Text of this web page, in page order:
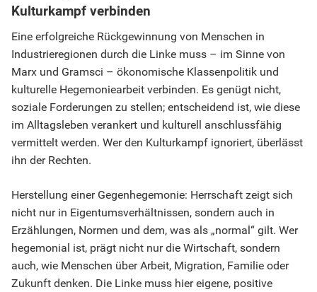
Kulturkampf verbinden
Eine erfolgreiche Rückgewinnung von Menschen in
Industrieregionen durch die Linke muss – im Sinne von
Marx und Gramsci – ökonomische Klassenpolitik und
kulturelle Hegemoniearbeit verbinden. Es genügt nicht,
soziale Forderungen zu stellen; entscheidend ist, wie diese
im Alltagsleben verankert und kulturell anschlussfähig
vermittelt werden. Wer den Kulturkampf ignoriert, überlässt
ihn der Rechten.
Herstellung einer Gegenhegemonie: Herrschaft zeigt sich
nicht nur in Eigentumsverhältnissen, sondern auch in
Erzählungen, Normen und dem, was als „normal“ gilt. Wer
hegemonial ist, prägt nicht nur die Wirtschaft, sondern
auch, wie Menschen über Arbeit, Migration, Familie oder
Zukunft denken. Die Linke muss hier eigene, positive